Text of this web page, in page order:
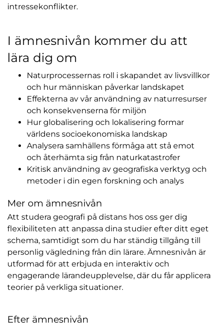
intressekonflikter.
I ämnesnivån kommer du att
lära dig om
Naturprocessernas roll i skapandet av livsvillkor
och hur människan påverkar landskapet
Effekterna av vår användning av naturresurser
och konsekvenserna för miljön
Hur globalisering och lokalisering formar
världens socioekonomiska landskap
Analysera samhällens förmåga att stå emot
och återhämta sig från naturkatastrofer
Kritisk användning av geografiska verktyg och
metoder i din egen forskning och analys
Mer om ämnesnivån
Att studera geografi på distans hos oss ger dig
flexibiliteten att anpassa dina studier efter ditt eget
schema, samtidigt som du har ständig tillgång till
personlig vägledning från din lärare. Ämnesnivån är
utformad för att erbjuda en interaktiv och
engagerande lärandeupplevelse, där du får applicera
teorier på verkliga situationer.
Efter ämnesnivån